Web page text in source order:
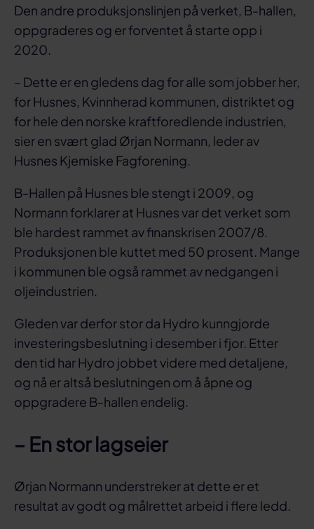
Den andre produksjonslinjen på verket, B-hallen,
oppgraderes og er forventet å starte opp i
2020.
– Dette er en gledens dag for alle som jobber her,
for Husnes, Kvinnherad kommunen, distriktet og
for hele den norske kraftforedlende industrien,
sier en svært glad Ørjan Normann, leder av
Husnes Kjemiske Fagforening.
B-Hallen på Husnes ble stengt i 2009, og
Normann forklarer at Husnes var det verket som
ble hardest rammet av finanskrisen 2007/8.
Produksjonen ble kuttet med 50 prosent. Mange
i kommunen ble også rammet av nedgangen i
oljeindustrien.
Gleden var derfor stor da Hydro kunngjorde
investeringsbeslutning i desember i fjor. Etter
den tid har Hydro jobbet videre med detaljene,
og nå er altså beslutningen om å åpne og
oppgradere B-hallen endelig.
– En stor lagseier
Ørjan Normann understreker at dette er et
resultat av godt og målrettet arbeid i flere ledd.